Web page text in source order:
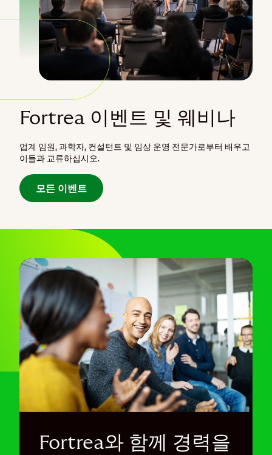
Fortrea 이벤트 및 웨비나
업계 임원, 과학자, 컨설턴트 및 임상 운영 전문가로부터 배우고
이들과 교류하십시오.
모든 이벤트
Fortrea와 함께 경력을